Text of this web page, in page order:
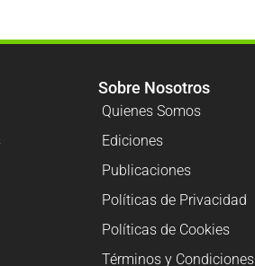
Sobre Nosotros
Quienes Somos
Ediciones
Publicaciones
Políticas de Privacidad
Políticas de Cookies
Términos y Condiciones